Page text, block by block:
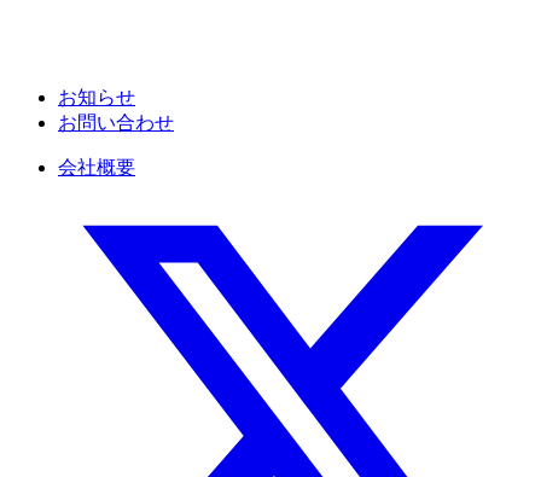
お知らせ
お問い合わせ
会社概要